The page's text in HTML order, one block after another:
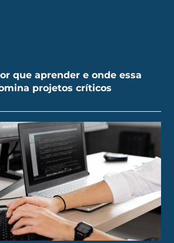
que aprender e onde essa
projetos críticos